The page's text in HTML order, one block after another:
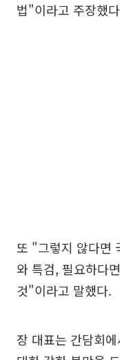
법"이라고 주장했
또 "그렇지 않다면
와 특검, 필요하다
것"이라고 말했다.
장 대표는 간담회